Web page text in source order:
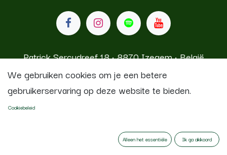
Patrick Sercudreef 18 • 8870 Izegem • België
commerce
We gebruiken cookies om je een betere
gebruikerservaring op deze website te bieden.
Cookiebeleid
Alleen het essentiële Ik ga akkoord